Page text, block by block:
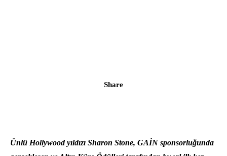
Share
Ünlü Hollywood yıldızı Sharon Stone, GAİN sponsorluğunda